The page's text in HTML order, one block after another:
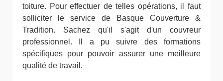
toiture. Pour effectuer de telles opérations, il faut
solliciter le service de Basque Couverture &
Tradition. Sachez qu'il s'agit d'un couvreur
professionnel. Il a pu suivre des formations
spécifiques pour pouvoir assurer une meilleure
qualité de travail.